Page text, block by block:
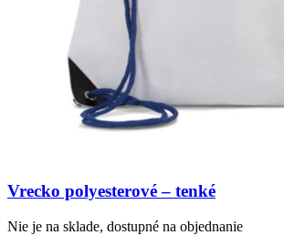
Vrecko polyesterové – tenké
Nie je na sklade, dostupné na objednanie